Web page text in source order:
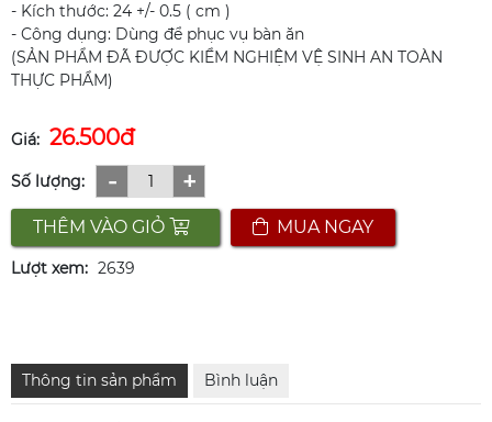
- Kích thước: 24 +/- 0.5 ( cm )
- Công dụng: Dùng để phục vụ bàn ăn
(SẢN PHẨM ĐÃ ĐƯỢC KIỂM NGHIỆM VỆ SINH AN TOÀN
THỰC PHẨM)
Giá: 26.500đ
Số lượng: - +
THÊM VÀO GIỎ MUA NGAY
Lượt xem: 2639
Thông tin sản phẩm Bình luận